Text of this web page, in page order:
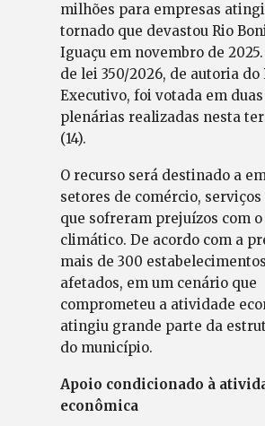
milhões para empresas
tornado que devastou Rio
Iguaçu em novembro de
de lei 350/2026, de autoria do
Executivo, foi votada em duas
plenárias realizadas nesta
(14).
O recurso será destinado a
setores de comércio,
que sofreram prejuízos com
climático. De acordo com a
mais de 300
afetados, em um cenário que
comprometeu a atividade
atingiu grande parte da
do município.
Apoio condicionado à
econômica